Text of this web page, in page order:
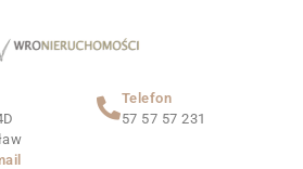
Telefon
57 57 57 231